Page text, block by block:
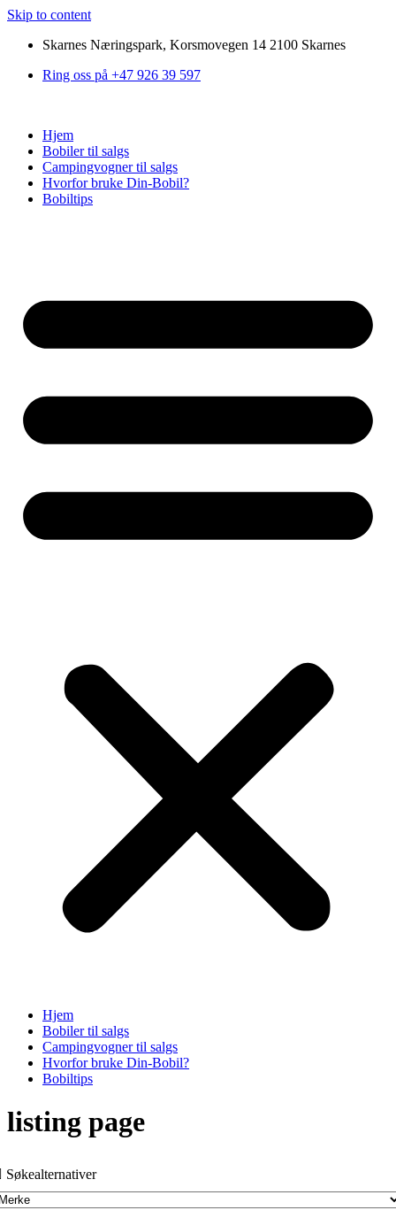
Skip to content
Skarnes Næringspark, Korsmovegen 14 2100 Skarnes
Ring oss på +47 926 39 597
Hjem
Bobiler til salgs
Campingvogner til salgs
Hvorfor bruke Din-Bobil?
Bobiltips
Hjem
Bobiler til salgs
Campingvogner til salgs
Hvorfor bruke Din-Bobil?
Bobiltips
listing page
Søkealternativer